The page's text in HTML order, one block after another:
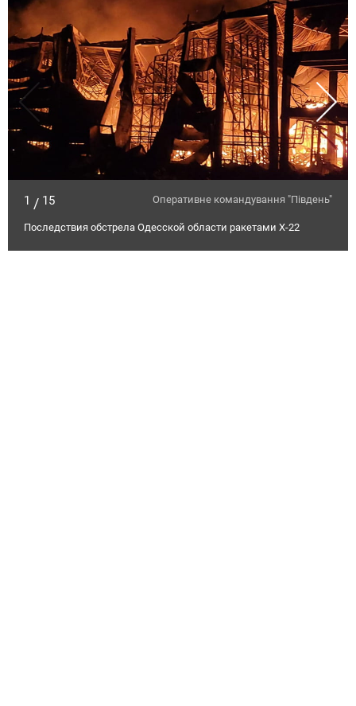
1 / 15 Оперативне командування "Південь"
Последствия обстрела Одесской области ракетами Х-22